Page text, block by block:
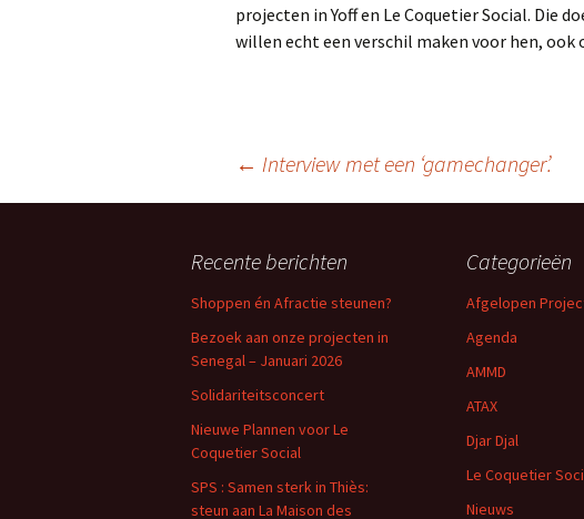
projecten in Yoff en Le Coquetier Social. Die
willen echt een verschil maken voor hen, ook
Berichtnavigatie
← Interview met een ‘gamechanger’.
Recente berichten
Shoppen én Afractie steunen?
Bezoek aan onze projecten in
Senegal – Januari 2026
Solidariteitsconcert
Nieuwe Plannen voor Le
Coquetier Social
SPS : Samen sterk in Thiès:
steun aan La Maison des
Categorieën
Afgelopen
Agenda
AMMD
ATAX
Djar Djal
Le Coquetier
Nieuws